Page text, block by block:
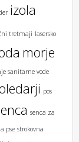
izola
tretmaji lasersko
morje
sanitarne vode
pos
senca za
pse strokovna